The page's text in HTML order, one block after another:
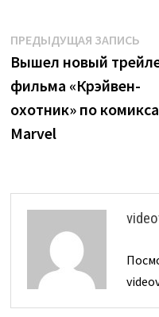
Навигация
по
записям
ПРЕДЫДУЩАЯ ЗАПИСЬ
Вышел новый
фильма «Крэйвен-
охотник» по
Marvel